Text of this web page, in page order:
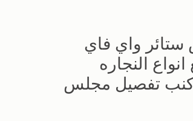
واي فاي
النجاره
كنب تفصيل مجلس